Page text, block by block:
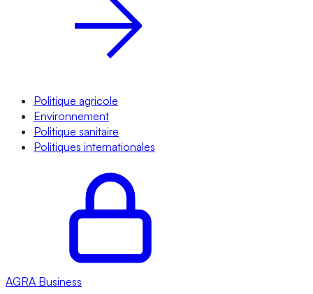
Politique agricole
Environnement
Politique sanitaire
Politiques internationales
AGRA Business